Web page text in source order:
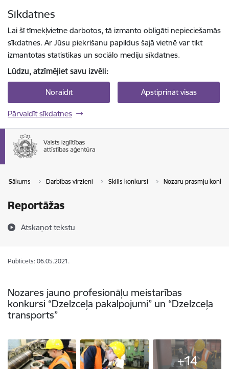
Sīkdatnes
Lai šī tīmekļvietne darbotos, tā izmanto obligāti nepieciešamās
sīkdatnes. Ar Jūsu piekrišanu papildus šajā vietnē var tikt
izmantotas statistikas un sociālo mediju sīkdatnes.
Lūdzu, atzīmējiet savu izvēli:
Noraidīt Apstiprināt visas
Pārvaldīt sīkdatnes
Sākums Darbības virzieni Skills konkursi Nozaru prasmju
Reportāžas
Atskaņot tekstu
Publicēts: 06.05.2021.
Nozares jauno profesionāļu meistarības
konkursi “Dzelzceļa pakalpojumi” un “Dzelzceļa
transports”
+14